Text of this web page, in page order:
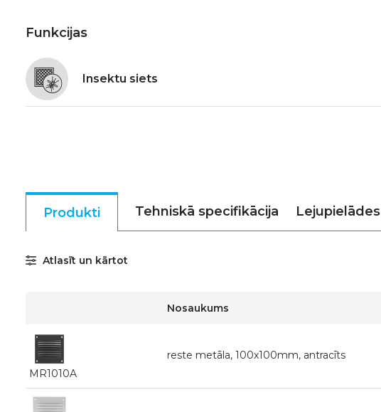
Funkcijas
Insektu siets
Produkti Tehniskā specifikācija Lejupielādes
Atlasīt un kārtot
Nosaukums
MR1010A
reste metāla, 100x100mm, antracīts